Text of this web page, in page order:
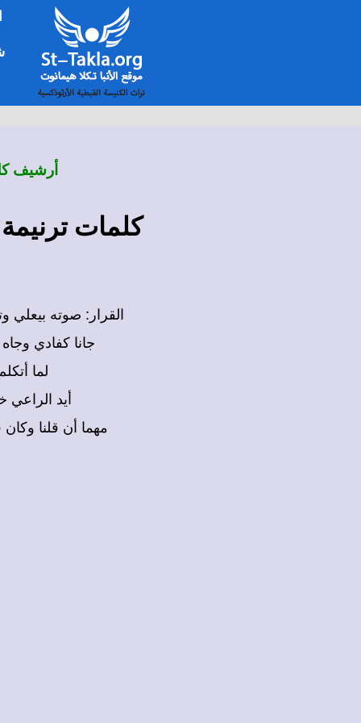
أرشيف
كلمات
القرار: صوته
جانا كفادي
لما
أيد الراعي
مهما أن قلنا